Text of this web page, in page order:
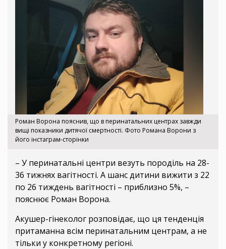
Роман Ворона пояснив, що в перинатальних центрах завжди
вищі показники дитячої смертності. Фото Романа Ворони з
його інстаграм-сторінки
– У перинатальні центри везуть породіль на 28-
36 тижнях вагітності. А шанс дитини вижити з 22
по 26 тиждень вагітності – приблизно 5%, –
пояснює Роман Ворона.
Акушер-гінеколог розповідає, що ця тенденція
притаманна всім перинатальним центрам, а не
тільки у конкретному регіоні.